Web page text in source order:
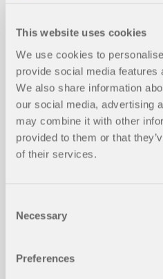
This website uses cookies
We use cookies to
provide social media features
We also share information
our social media, advertising
may combine it with other
provided to them or that
of their services.
Selection
Necessary
Preferences
Modelos para
Artículos de la